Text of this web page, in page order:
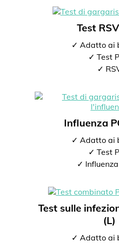
Test
✓ Adatto ai
✓ Test
✓
Influenza
✓ Adatto ai
✓ Test
✓
Test sulle
(L)
✓ Adatto ai